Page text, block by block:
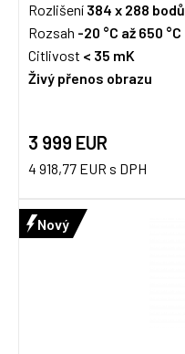
Rozlišení 384 x 288 bodů
Rozsah -20 °C až 650 °C
Citlivost < 35 mK
Živý přenos obrazu
3 999 EUR
4 918,77 EUR s DPH
Nový